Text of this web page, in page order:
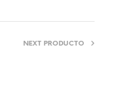
NEXT PRODUCTO